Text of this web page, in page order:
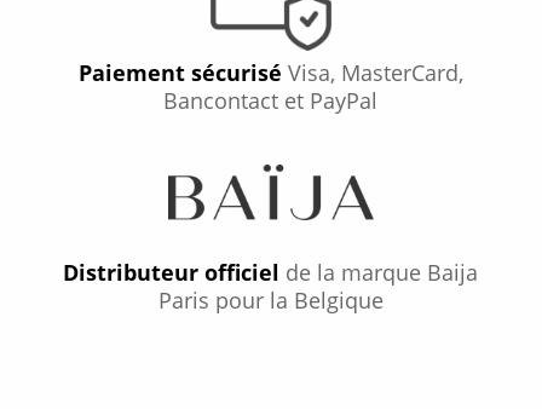
Paiement sécurisé Visa, MasterCard,
Bancontact et PayPal
Distributeur officiel de la marque Baija
Paris pour la Belgique